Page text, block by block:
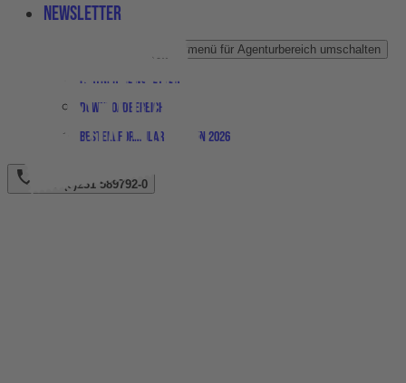
Newsletter
Untermenü für Agenturbereich umschalten
Downloadbereich
Bestellformular Magazin 2026
+49 (0)231 589792-0